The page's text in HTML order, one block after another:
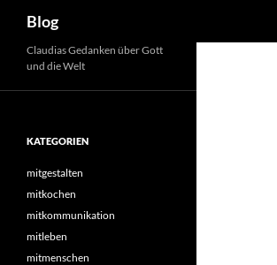
Zum
Inhalt
springen
Blog
Claudias Gedanken über Gott
und die Welt
KATEGORIEN
mitgestalten
mitkochen
mitkommunikation
mitleben
mitmenschen